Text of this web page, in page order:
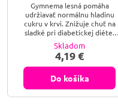
Gymnema lesná pomáha
udržiavať normálnu hladinu
cukru v krvi. Znižuje chuť na
sladké pri diabetickej diéte.
Tinospóra srdcolistá podporuje
optimálny metabolizmus cukrov.
Bazalka svätá podporuje
vylučovanie vody z organizmu.
Zvyšuje vitalitu a posilňuje
Skladom
4,19 €
Do košíka